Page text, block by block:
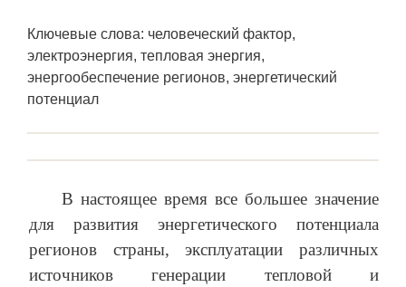
Ключевые слова: человеческий фактор,
электроэнергия, тепловая энергия,
энергообеспечение регионов, энергетический
потенциал
В настоящее время все большее значение
для развития энергетического потенциала
регионов страны, эксплуатации различных
источников генерации тепловой и